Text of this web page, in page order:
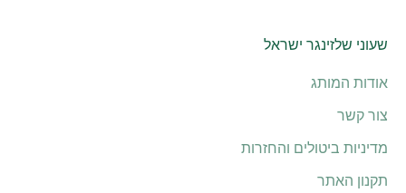
שעוני שלזינגר ישראל
אודות המותג
צור קשר
מדיניות ביטולים והחזרות
תקנון האתר